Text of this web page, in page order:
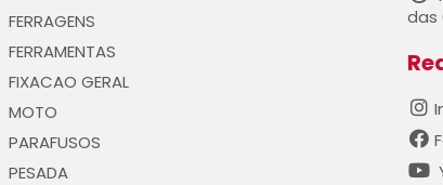
FERRAGENS
FERRAMENTAS
FIXACAO GERAL
MOTO
PARAFUSOS
PESADA
das